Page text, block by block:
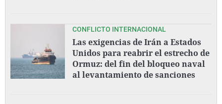
CONFLICTO INTERNACIONAL
Las exigencias de Irán a Estados
Unidos para reabrir el estrecho de
Ormuz: del fin del bloqueo naval
al levantamiento de sanciones